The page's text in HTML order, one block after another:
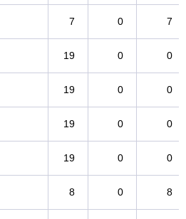
7 0 7
19 0 0
19 0 0
19 0 0
19 0 0
8 0 8